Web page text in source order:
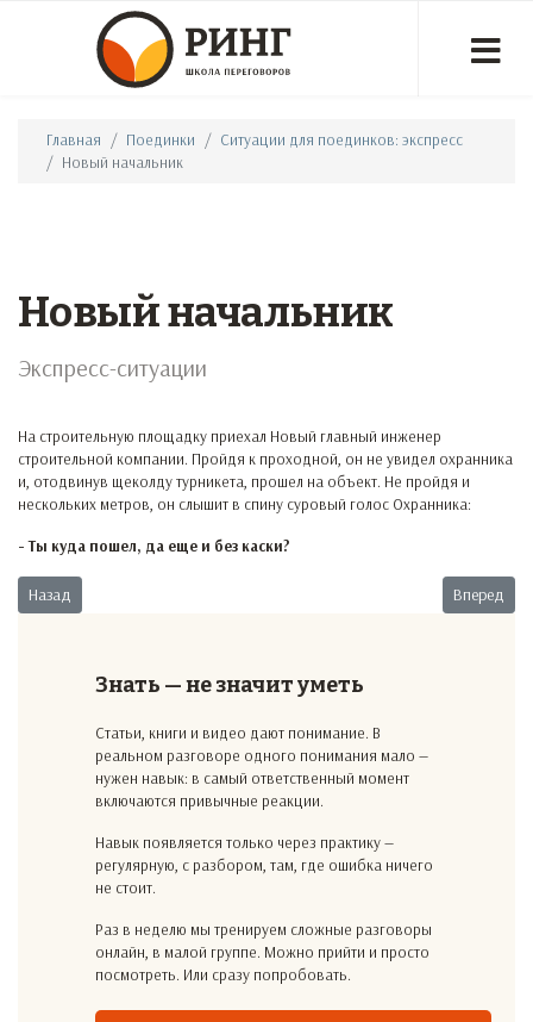
Главная Поединки
Ситуации для поединков: экспресс
Новый начальник
Новый начальник
Экспресс-ситуации
На строительную площадку приехал Новый главный инженер
строительной компании. Пройдя к проходной, он не увидел охранника
и, отодвинув щеколду турникета, прошел на объект. Не пройдя и
нескольких метров, он слышит в спину суровый голос Охранника:
- Ты куда пошел, да еще и без каски?
Предыдущий: Новый заместитель-2
Назад Вперед
Знать — не значит уметь
Статьи, книги и видео дают понимание. В
реальном разговоре одного понимания мало —
нужен навык: в самый ответственный момент
включаются привычные реакции.
Навык появляется только через практику —
регулярную, с разбором, там, где ошибка ничего
не стоит.
Раз в неделю мы тренируем сложные разговоры
онлайн, в малой группе. Можно прийти и просто
посмотреть. Или сразу попробовать.